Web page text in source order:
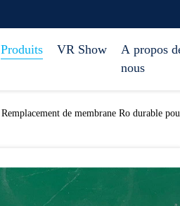
Produits VR Show
A propos
nous
Remplacement de membrane Ro durable